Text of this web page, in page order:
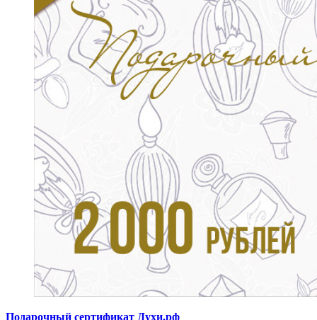
Подарочный сертификат Духи.рф